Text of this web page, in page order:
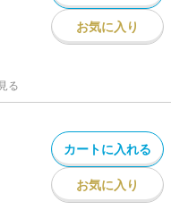
お気に入り
る
カートに入れる
お気に入り